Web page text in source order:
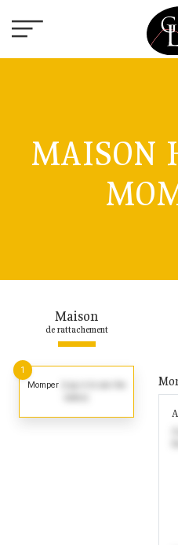
MAISON
Maison
de rattachement
Momper
1